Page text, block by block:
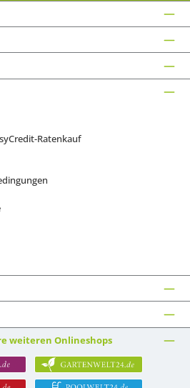
Ratenkauf
weiteren Onlineshops